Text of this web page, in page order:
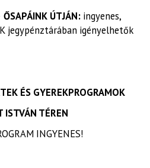
ŐSAPÁINK ÚTJÁN: ingyenes,
jegypénztárában igényelhetők
ÉS GYEREKPROGRAMOK
ISTVÁN TÉREN
INGYENES!